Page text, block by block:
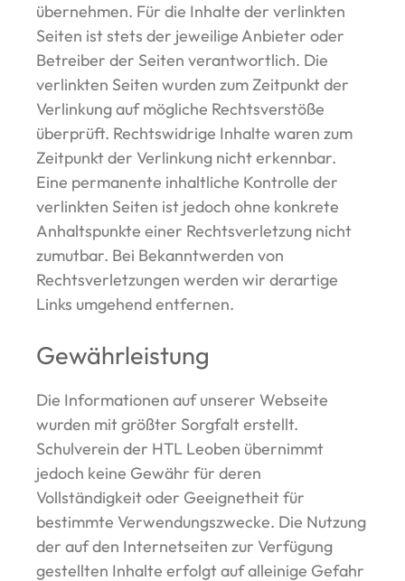
übernehmen. Für die Inhalte der verlinkten
Seiten ist stets der jeweilige Anbieter oder
Betreiber der Seiten verantwortlich. Die
verlinkten Seiten wurden zum Zeitpunkt der
Verlinkung auf mögliche Rechtsverstöße
überprüft. Rechtswidrige Inhalte waren zum
Zeitpunkt der Verlinkung nicht erkennbar.
Eine permanente inhaltliche Kontrolle der
verlinkten Seiten ist jedoch ohne konkrete
Anhaltspunkte einer Rechtsverletzung nicht
zumutbar. Bei Bekanntwerden von
Rechtsverletzungen werden wir derartige
Links umgehend entfernen.
Gewährleistung
Die Informationen auf unserer Webseite
wurden mit größter Sorgfalt erstellt.
Schulverein der HTL Leoben übernimmt
jedoch keine Gewähr für deren
Vollständigkeit oder Geeignetheit für
bestimmte Verwendungszwecke. Die Nutzung
der auf den Internetseiten zur Verfügung
gestellten Inhalte erfolgt auf alleinige Gefahr